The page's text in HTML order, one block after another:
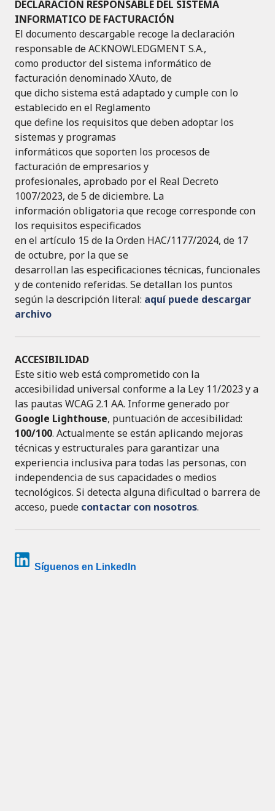
DECLARACIÓN RESPONSABLE DEL SISTEMA
INFORMATICO DE FACTURACIÓN
El documento descargable recoge la declaración
responsable de ACKNOWLEDGMENT S.A.,
como productor del sistema informático de
facturación denominado XAuto, de
que dicho sistema está adaptado y cumple con lo
establecido en el Reglamento
que define los requisitos que deben adoptar los
sistemas y programas
informáticos que soporten los procesos de
facturación de empresarios y
profesionales, aprobado por el Real Decreto
1007/2023, de 5 de diciembre. La
información obligatoria que recoge corresponde con
los requisitos especificados
en el artículo 15 de la Orden HAC/1177/2024, de 17
de octubre, por la que se
desarrollan las especificaciones técnicas, funcionales
y de contenido referidas. Se detallan los puntos
según la descripción literal: aquí puede descargar
archivo
ACCESIBILIDAD
Este sitio web está comprometido con la
accesibilidad universal conforme a la Ley 11/2023 y a
las pautas WCAG 2.1 AA. Informe generado por
Google Lighthouse, puntuación de accesibilidad:
100/100. Actualmente se están aplicando mejoras
técnicas y estructurales para garantizar una
experiencia inclusiva para todas las personas, con
independencia de sus capacidades o medios
tecnológicos. Si detecta alguna dificultad o barrera de
acceso, puede contactar con nosotros.
Síguenos en LinkedIn